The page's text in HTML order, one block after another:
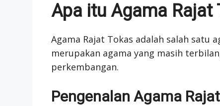
Apa itu Agama Rajat
Agama Rajat Tokas adalah salah satu
merupakan agama yang masih
perkembangan.
Pengenalan Agama